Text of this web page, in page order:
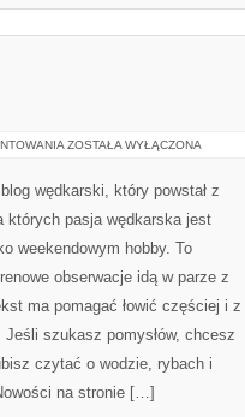
WĘDKARSTWO
ZOSTAŁA WYŁĄCZONA
wędkarski, który powstał z
których pasja wędkarska jest
weekendowym hobby. To
obserwacje idą w parze z
ma pomagać łowić częściej i z
szukasz pomysłów, chcesz
czytać o wodzie, rybach i
na stronie […]